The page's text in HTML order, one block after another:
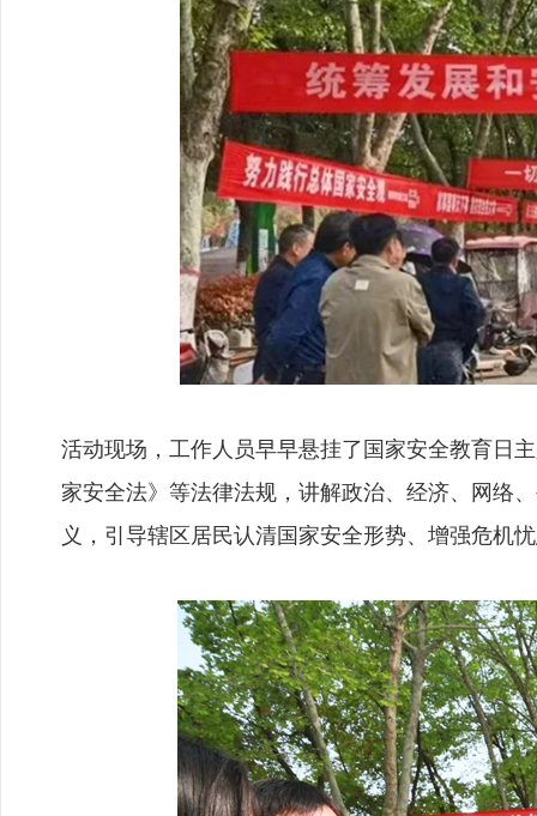
活动现场，工作人员早早悬挂了国家安全教育日
家安全法》等法律法规，讲解政治、经济、网络
义，引导辖区居民认清国家安全形势、增强危机